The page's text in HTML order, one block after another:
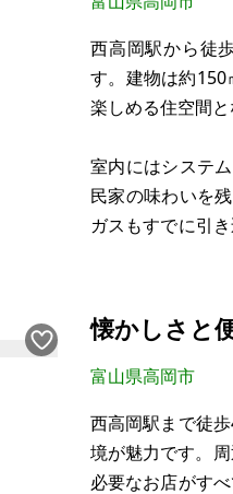
建物：1,2
西高岡駅から徒
す。建物は約
楽しめる住空間と
室内にはシステ
民家の味わいを
ガスもすでに引
さらに敷地内に
懐かしさと
富山県高岡市
西高岡駅まで徒
境が魅力です。
必要なお店がす